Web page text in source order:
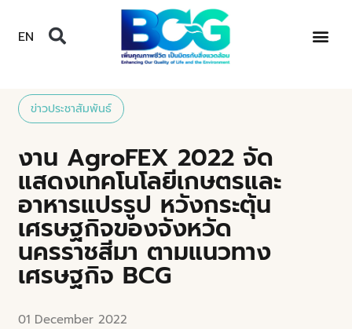
EN
ข่าวประชาสัมพันธ์
งาน AgroFEX 2022 จัด
แสดงเทคโนโลยีเกษตรและ
อาหารแปรรูป หวังกระตุ้น
เศรษฐกิจของจังหวัด
นครราชสีมา ตามแนวทาง
เศรษฐกิจ BCG
01 December 2022